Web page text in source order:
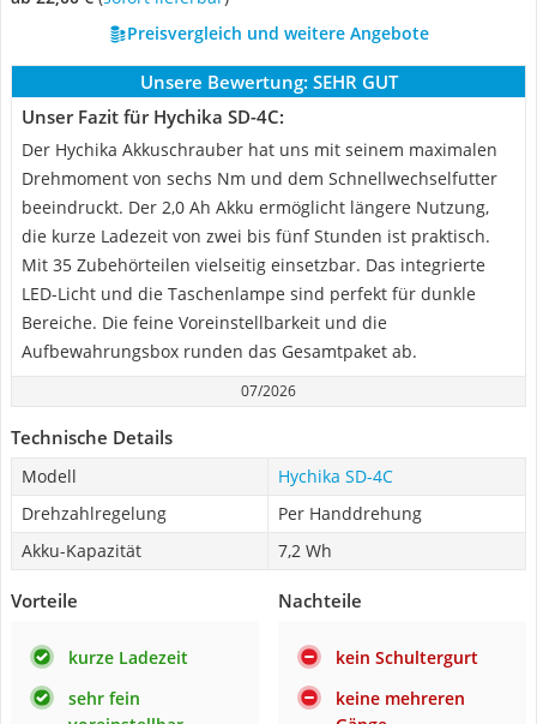
Preisvergleich und weitere Angebote
Unsere Bewertung: SEHR GUT
Unser Fazit für Hychika SD-4C:
Der Hychika Akkuschrauber hat uns mit seinem maximalen
Drehmoment von sechs Nm und dem Schnellwechselfutter
beeindruckt. Der 2,0 Ah Akku ermöglicht längere Nutzung,
die kurze Ladezeit von zwei bis fünf Stunden ist praktisch.
Mit 35 Zubehörteilen vielseitig einsetzbar. Das integrierte
LED-Licht und die Taschenlampe sind perfekt für dunkle
Bereiche. Die feine Voreinstellbarkeit und die
Aufbewahrungsbox runden das Gesamtpaket ab.
07/2026
Technische Details
Modell
Hychika SD-4C
Drehzahlregelung
Per Handdrehung
Akku-Kapazität
7,2 Wh
Vorteile
kurze Ladezeit
sehr fein
Nachteile
kein Schultergurt
keine mehreren